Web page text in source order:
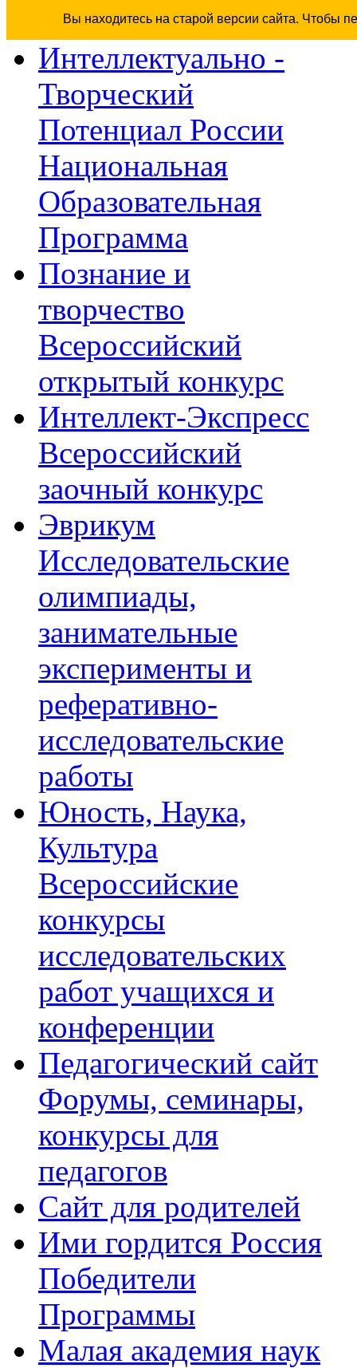
Вы находитесь на старой версии сайта. Чтобы
Интеллектуально -
Творческий
Потенциал России
Национальная
Образовательная
Программа
Познание и
творчество
Всероссийский
открытый конкурс
Интеллект-Экспресс
Всероссийский
заочный конкурс
Эврикум
Исследовательские
олимпиады,
занимательные
эксперименты и
реферативно-
исследовательские
работы
Юность, Наука,
Культура
Всероссийские
конкурсы
исследовательских
работ учащихся и
конференции
Педагогический сайт
Форумы, семинары,
конкурсы для
педагогов
Сайт для родителей
Ими гордится Россия
Победители
Программы
Малая академия наук